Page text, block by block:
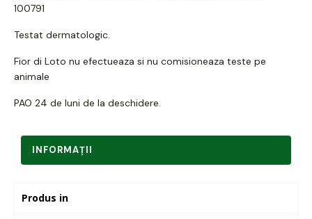
100791
Testat dermatologic.
Fior di Loto nu efectueaza si nu comisioneaza teste pe
animale
PAO 24 de luni de la deschidere.
INFORMAŢII
Produs in